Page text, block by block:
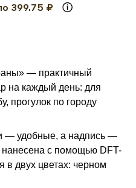
399.75 ₽
— практичный
на каждый день: для
прогулок по городу
— удобные, а надпись —
нанесена с помощью DFT-
в двух цветах: черном